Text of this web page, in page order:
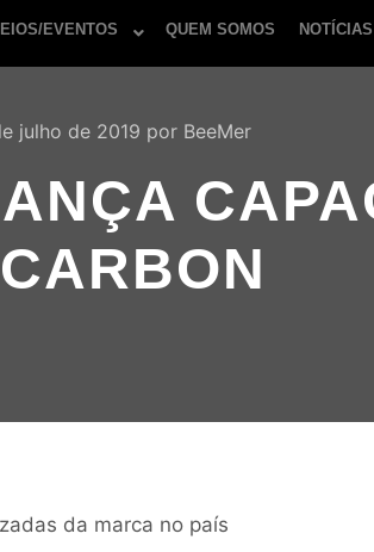
EVENTOS QUEM SOMOS NOTÍCIAS
julho de 2019 por BeeMer
da marca no país